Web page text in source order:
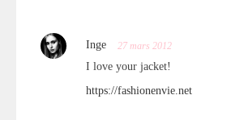
Inge 27 mars 2012
I love your jacket!
https://fashionenvie.net